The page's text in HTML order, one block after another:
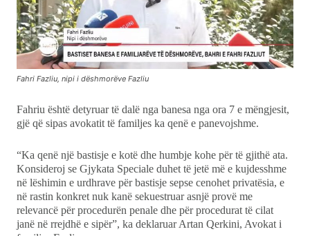
Fahri Fazliu, nipi i dëshmorëve Fazliu
Fahriu është detyruar të dalë nga banesa nga ora 7 e mëngjesit,
gjë që sipas avokatit të familjes ka qenë e panevojshme.
“Ka qenë një bastisje e kotë dhe humbje kohe për të gjithë ata.
Konsideroj se Gjykata Speciale duhet të jetë më e kujdesshme
në lëshimin e urdhrave për bastisje sepse cenohet privatësia, e
në rastin konkret nuk kanë sekuestruar asnjë provë me
relevancë për procedurën penale dhe për procedurat të cilat
janë në rrejdhë e sipër”, ka deklaruar Artan Qerkini, Avokat i